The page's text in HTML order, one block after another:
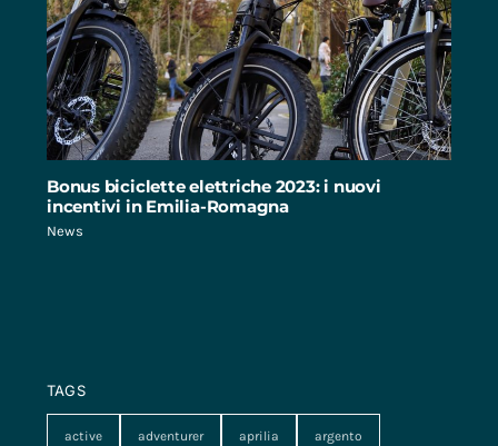
Bonus biciclette elettriche 2023: i nuovi
incentivi in Emilia-Romagna
News
TAGS
active adventurer aprilia argento